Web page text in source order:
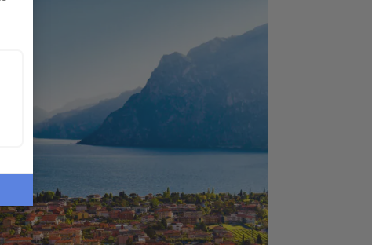
Monastère Visoki Dečani - Parc national de